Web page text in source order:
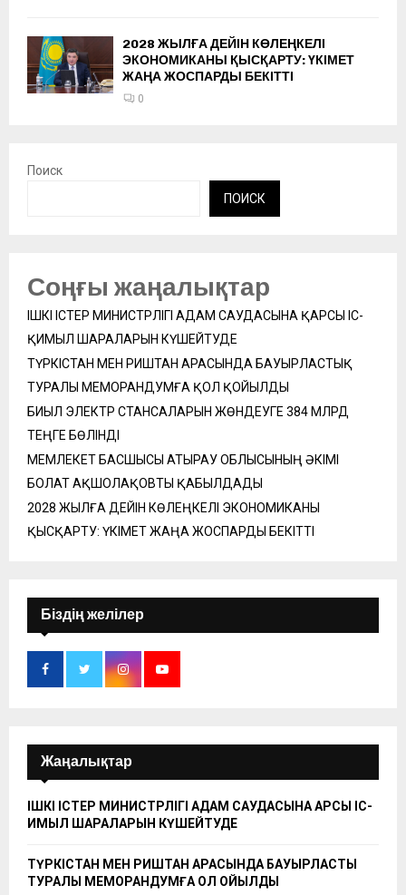
2028 ЖЫЛҒА ДЕЙІН КӨЛЕҢКЕЛІ
ЭКОНОМИКАНЫ ҚЫСҚАРТУ: ҮКІМЕТ
ЖАҢА ЖОСПАРДЫ БЕКІТТІ
0
Поиск
ПОИСК
Соңғы жаңалықтар
ІШКІ ІСТЕР МИНИСТРЛІГІ АДАМ САУДАСЫНА ҚАРСЫ ІС-
ҚИМЫЛ ШАРАЛАРЫН КҮШЕЙТУДЕ
ТҮРКІСТАН МЕН РИШТАН АРАСЫНДА БАУЫРЛАСТЫҚ
ТУРАЛЫ МЕМОРАНДУМҒА ҚОЛ ҚОЙЫЛДЫ
БИЫЛ ЭЛЕКТР СТАНСАЛАРЫН ЖӨНДЕУГЕ 384 МЛРД
ТЕҢГЕ БӨЛІНДІ
МЕМЛЕКЕТ БАСШЫСЫ АТЫРАУ ОБЛЫСЫНЫҢ ӘКІМІ
БОЛАТ АҚШОЛАҚОВТЫ ҚАБЫЛДАДЫ
2028 ЖЫЛҒА ДЕЙІН КӨЛЕҢКЕЛІ ЭКОНОМИКАНЫ
ҚЫСҚАРТУ: ҮКІМЕТ ЖАҢА ЖОСПАРДЫ БЕКІТТІ
Біздің желілер
Жаңалықтар
ІШКІ ІСТЕР МИНИСТРЛІГІ АДАМ САУДАСЫНА ҚАРСЫ ІС-
ҚИМЫЛ ШАРАЛАРЫН КҮШЕЙТУДЕ
ТҮРКІСТАН МЕН РИШТАН АРАСЫНДА БАУЫРЛАСТЫҚ
ТУРАЛЫ МЕМОРАНДУМҒА ҚОЛ ҚОЙЫЛДЫ